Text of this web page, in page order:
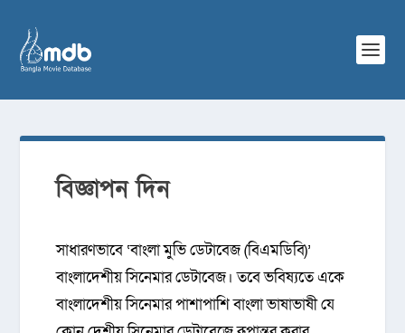
বিজ্ঞাপন দিন
সাধারণভাবে ‘বাংলা মুভি ডেটাবেজ (বিএমডিবি)’
বাংলাদেশীয় সিনেমার ডেটাবেজ। তবে ভবিষ্যতে একে
বাংলাদেশীয় সিনেমার পাশাপাশি বাংলা ভাষাভাষী যে